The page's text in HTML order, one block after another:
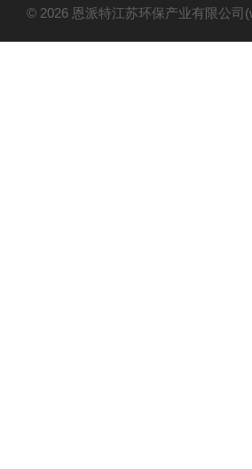
© 2026 恩派特江苏环保产业有限公